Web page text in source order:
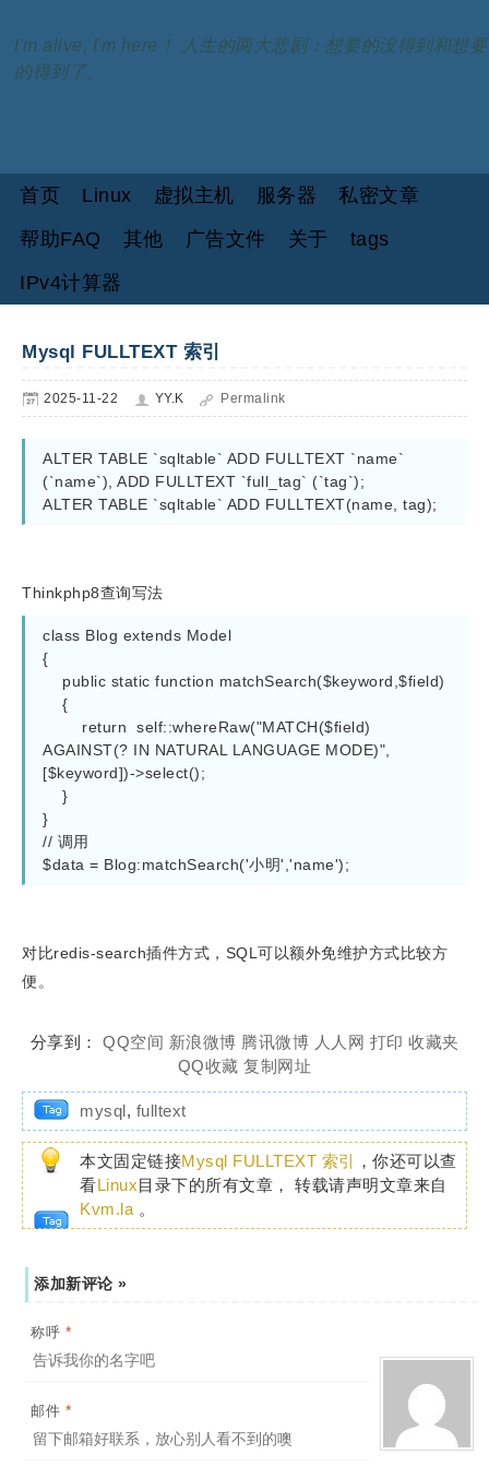
I'm alive, I'm here！ 人生的两大悲剧：想要的没得到和想要
的得到了。
首页 Linux 虚拟主机 服务器
私密文章
帮助FAQ
其他 广告文件 关于
tags
IPv4计算器
Mysql FULLTEXT 索引
2025-11-22 YY.K Permalink
ALTER TABLE `sqltable` ADD FULLTEXT `name`
(`name`), ADD FULLTEXT `full_tag` (`tag`);
ALTER TABLE `sqltable` ADD FULLTEXT(name, tag);
Thinkphp8查询写法
class Blog extends Model
{
AGAINST(? IN NATURAL LANGUAGE MODE)",
[$keyword])->select();
}
// 调用
$data = Blog:matchSearch('小明','name');
对比redis-search插件方式，SQL可以额外免维护方式比较方
便。
分享到： QQ空间 新浪微博 腾讯微博 人人网 打印 收藏夹
QQ收藏 复制网址
mysql, fulltext
本文固定链接Mysql FULLTEXT 索引 ，你还可以查
看Linux目录下的所有文章， 转载请声明文章来自
Kvm.la 。
添加新评论 »
称呼 *
邮件 *